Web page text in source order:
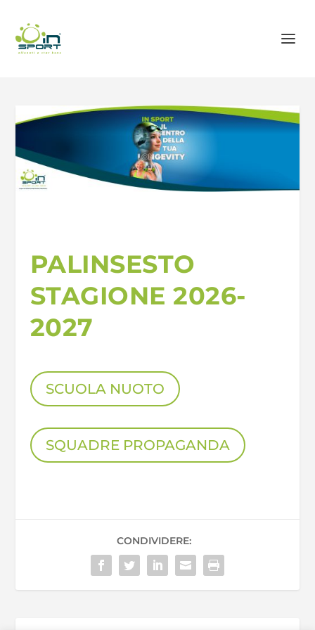
PALINSESTO
STAGIONE 2026-
2027
SCUOLA NUOTO
SQUADRE PROPAGANDA
CONDIVIDERE: